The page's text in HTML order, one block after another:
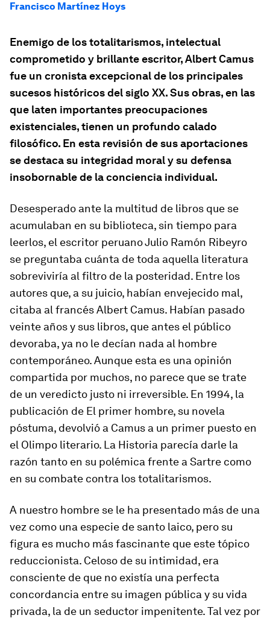
Francisco Martínez Hoys
Enemigo de los totalitarismos, intelectual
comprometido y brillante escritor, Albert Camus
fue un cronista excepcional de los principales
sucesos históricos del siglo XX. Sus obras, en las
que laten importantes preocupaciones
existenciales, tienen un profundo calado
filosófico. En esta revisión de sus aportaciones
se destaca su integridad moral y su defensa
insobornable de la conciencia individual.
Desesperado ante la multitud de libros que se
acumulaban en su biblioteca, sin tiempo para
leerlos, el escritor peruano Julio Ramón Ribeyro
se preguntaba cuánta de toda aquella literatura
sobreviviría al filtro de la posteridad. Entre los
autores que, a su juicio, habían envejecido mal,
citaba al francés Albert Camus. Habían pasado
veinte años y sus libros, que antes el público
devoraba, ya no le decían nada al hombre
contemporáneo. Aunque esta es una opinión
compartida por muchos, no parece que se trate
de un veredicto justo ni irreversible. En 1994, la
publicación de El primer hombre, su novela
póstuma, devolvió a Camus a un primer puesto en
el Olimpo literario. La Historia parecía darle la
razón tanto en su polémica frente a Sartre como
en su combate contra los totalitarismos.
A nuestro hombre se le ha presentado más de una
vez como una especie de santo laico, pero su
figura es mucho más fascinante que este tópico
reduccionista. Celoso de su intimidad, era
consciente de que no existía una perfecta
concordancia entre su imagen pública y su vida
privada, la de un seductor impenitente. Tal vez por